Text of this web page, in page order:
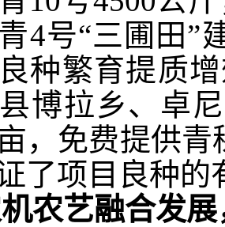
4号“三圃田”
种繁育提质
博拉乡、卓
，免费提供青
了项目良种的
农艺融合发